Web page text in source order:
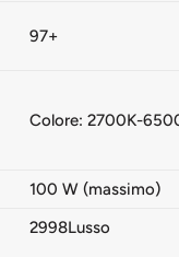
97+
Colore: 2700K-
100 W (massimo)
2998Lusso